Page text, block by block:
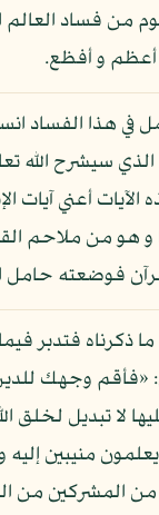
من فساد العالم
أعظم و أفظع.
هذا الفساد
الذي سيشرح الله
الآيات أعني آيات
و هو من ملاحم
فوضعته حامل
فتدبر
«فأقم وجهك
لا تبديل لخلق
منيبين إليه
من المشركين من